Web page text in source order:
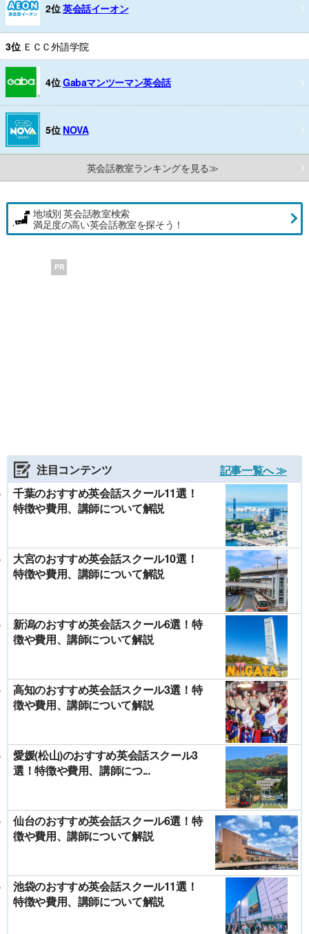
2位英会話イーオン
3位 ＥＣＣ外語学院
4位Gabaマンツーマン英会話
5位 NOVA
英会話教室ランキングを見る≫
地域別 英会話教室検索
満足度の高い英会話教室を探そう！
PR
注目コンテンツ
記事一覧へ ≫
千葉のおすすめ英会話スクール11選！
特徴や費用、講師について解説
大宮のおすすめ英会話スクール10選！
特徴や費用、講師について解説
新潟のおすすめ英会話スクール6選！特
徴や費用、講師について解説
高知のおすすめ英会話スクール3選！特
徴や費用、講師について解説
愛媛(松山)のおすすめ英会話スクール3
選！特徴や費用、講師につ...
仙台のおすすめ英会話スクール6選！特
徴や費用、講師について解説
池袋のおすすめ英会話スクール11選！
特徴や費用、講師について解説